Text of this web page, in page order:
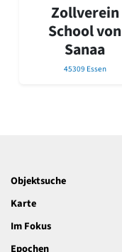
Über baukunst-nrw
Fachbeirat
Freunde & Förderer
Kontakt
Zollverein
School von
Sanaa
45309 Essen
Objektsuche
Karte
Im Fokus
Epochen